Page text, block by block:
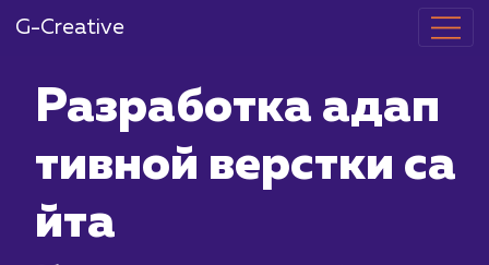
G-Creative
Разработка
тивной